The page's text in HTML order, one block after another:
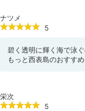
ナツメ
5
碧く透明に輝く海で泳
もっと西表島のおすす
栄次
5